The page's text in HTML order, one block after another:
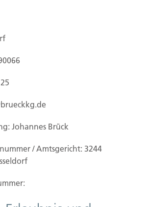
Hauskauf
Johannes Brück
/ Amtsgericht: 3244